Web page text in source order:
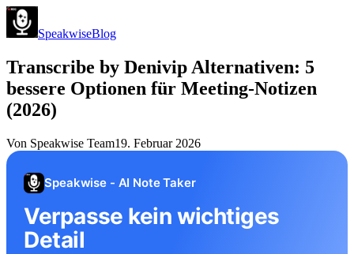
SpeakwiseBlog
Transcribe by Denivip Alternativen: 5
bessere Optionen für Meeting-Notizen
(2026)
Von Speakwise Team19. Februar 2026
Speakwise - AI Note Taker
Verpasse kein wichtiges
Detail